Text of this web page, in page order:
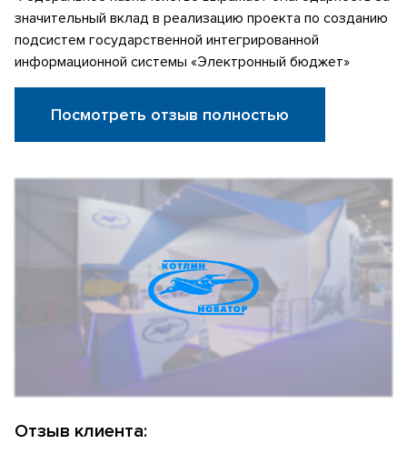
значительный вклад в реализацию проекта по созданию
подсистем государственной интегрированной
информационной системы «Электронный бюджет»
Посмотреть отзыв полностью
Отзыв клиента: